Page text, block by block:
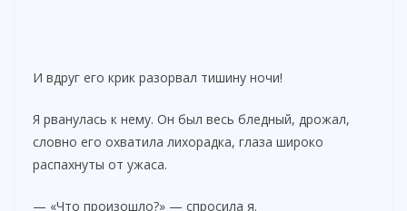
И вдруг его крик разорвал тишину ночи!
Я рванулась к нему. Он был весь бледный, дрожал,
словно его охватила лихорадка, глаза широко
распахнуты от ужаса.
— «Что произошло?» — спросила я.